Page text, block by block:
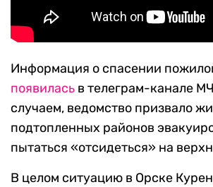
Информация о спасении
появилась в телеграм-канале
случаем, ведомство призвало
подтопленных районов
пытаться «отсидеться» на
В целом ситуацию в Орске